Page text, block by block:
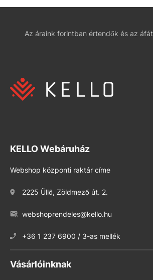
Az áraink forintban értendők és az
KELLO Webáruház
Webshop központi raktár címe
2225 Üllő, Zöldmező út. 2.
webshoprendeles@kello.hu
+36 1 237 6900 / 3-as mellék
Vásárlóinknak